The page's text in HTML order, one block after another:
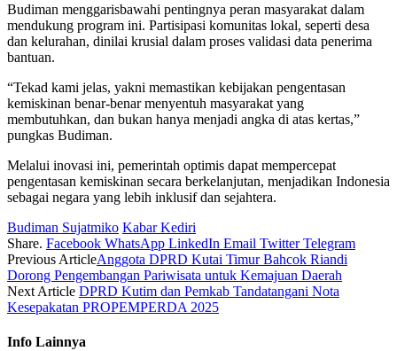
Budiman menggarisbawahi pentingnya peran masyarakat dalam
mendukung program ini. Partisipasi komunitas lokal, seperti desa
dan kelurahan, dinilai krusial dalam proses validasi data penerima
bantuan.
“Tekad kami jelas, yakni memastikan kebijakan pengentasan
kemiskinan benar-benar menyentuh masyarakat yang
membutuhkan, dan bukan hanya menjadi angka di atas kertas,”
pungkas Budiman.
Melalui inovasi ini, pemerintah optimis dapat mempercepat
pengentasan kemiskinan secara berkelanjutan, menjadikan Indonesia
sebagai negara yang lebih inklusif dan sejahtera.
Budiman Sujatmiko Kabar Kediri
Share. Facebook WhatsApp LinkedIn Email Twitter Telegram
Previous ArticleAnggota DPRD Kutai Timur Bahcok Riandi
Dorong Pengembangan Pariwisata untuk Kemajuan Daerah
Next Article DPRD Kutim dan Pemkab Tandatangani Nota
Kesepakatan PROPEMPERDA 2025
Info Lainnya